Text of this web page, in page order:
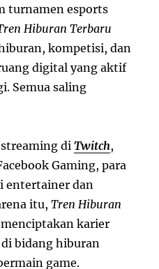
turnamen esports
Hiburan Terbaru
kompetisi, dan
digital yang aktif
Semua saling
diTwitch,
Gaming, para
entertainer dan
itu,Tren Hiburan
karier
bidang hiburan
game.